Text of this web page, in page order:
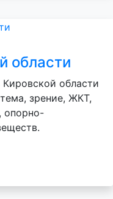
области
области
зрение, ЖКТ,
опорно-